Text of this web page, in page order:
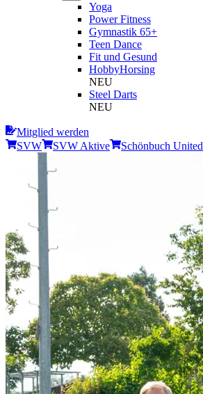
Yoga
Power Fitness
Gymnastik 65+
Teen Dance
Fit und Gesund
HobbyHorsing
NEU
Steel Darts
NEU
Mitglied werden
SVW
SVW Aktive Schönbuch United